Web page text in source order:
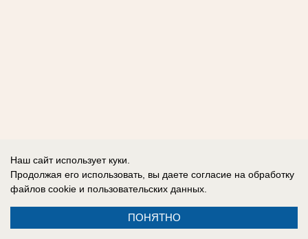
Наш сайт использует куки.
Продолжая его использовать, вы даете согласие на обработку
файлов cookie и пользовательских данных.
ПОНЯТНО